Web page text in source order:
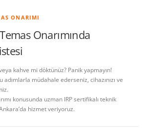
ONARIMI
Onarımında
kahve mi döktünüz? Panik yapmayın!
adımlarla müdahale ederseniz, cihazınızı ve
konusunda uzman IRP sertifikalı teknik
hizmet veriyoruz.